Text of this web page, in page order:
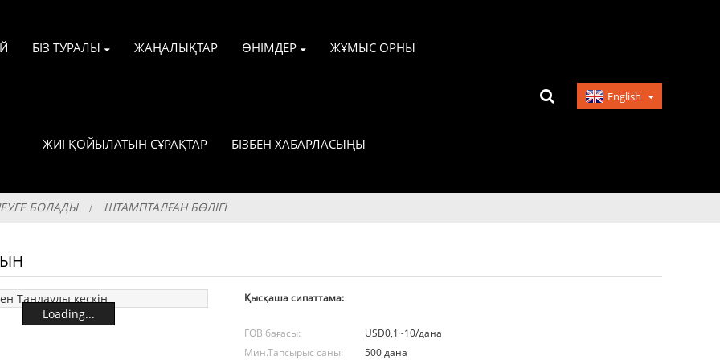
БІЗ ТУРАЛЫ ЖАҢАЛЫҚТАР ӨНІМДЕР ЖҰМЫС ОРНЫ
ЖИІ ҚОЙЫЛАТЫН СҰРАҚТАР БІЗБЕН ХАБАРЛАСЫҢЫ
English
БОЛАДЫ ШТАМПТАЛҒАН БӨЛІГІ
Loading...
Қысқаша сипаттама:
FOB бағасы:
USD0,1~10/дана
Мин.Тапсырыс саны:
500 дана